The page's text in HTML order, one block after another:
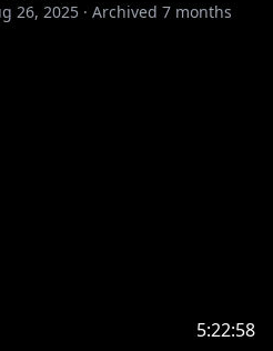
壁紙配布中！
26, 2025 · Archived 7 months
5:22:58